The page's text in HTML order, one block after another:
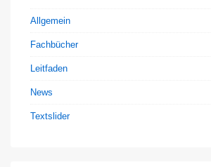
Allgemein
Fachbücher
Leitfaden
News
Textslider